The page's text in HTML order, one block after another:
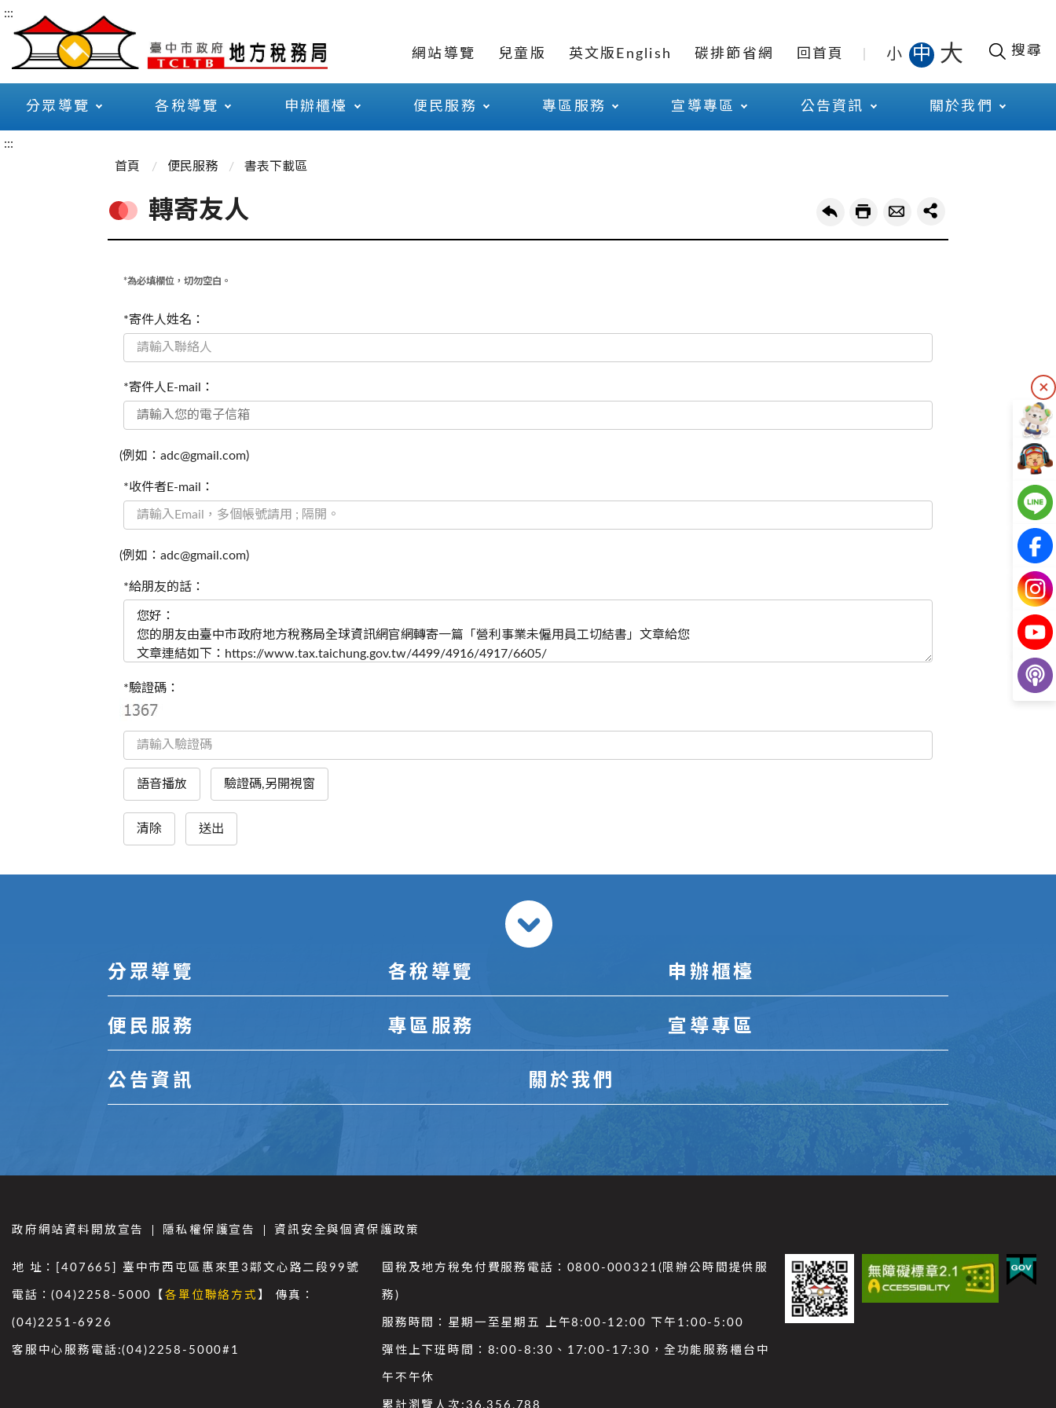
:::
網站導覽 兒童版 英文版English 碳排節省網 回首頁 小 中 大 搜尋
分眾導覽 各稅導覽 申辦櫃檯 便民服務 專區服務 宣導專區 公告資訊 關於我們
:::
首頁
便民服務 書表下載區
轉寄友人
*為必填欄位，切勿空白。
*寄件人姓名：
*寄件人E-mail：
(例如：adc@gmail.com)
*收件者E-mail：
(例如：adc@gmail.com)
*給朋友的話：
*驗證碼：
語音播放 驗證碼,另開視窗
清除 送出
分眾導覽 各稅導覽 申辦櫃檯
便民服務 專區服務 宣導專區
公告資訊 關於我們
政府網站資料開放宣告 隱私權保護宣告 資訊安全與個資保護政策
地 址：[407665] 臺中市西屯區惠來里3鄰文心路二段99號
電話：(04)2258-5000【各單位聯絡方式 】 傳真：
(04)2251-6926
客服中心服務電話:(04)2258-5000#1
國稅及地方稅免付費服務電話：0800-000321(限辦公時間提供服
務)
服務時間：星期一至星期五 上午8:00-12:00 下午1:00-5:00
彈性上下班時間：8:00-8:30、17:00-17:30，全功能服務櫃台中
午不午休
累計瀏覽人次: 36,356,788